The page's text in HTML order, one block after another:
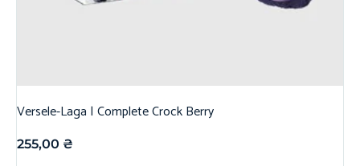
Versele-Laga | Complete Crock Berry
255,00 ₴